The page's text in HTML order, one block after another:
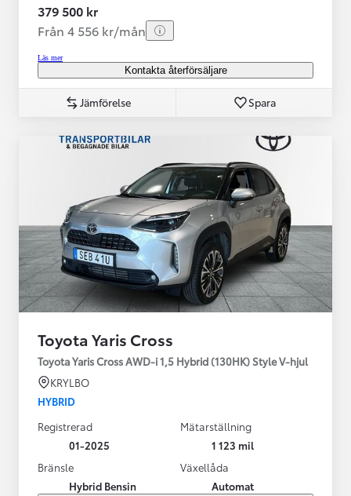
379 500 kr
Från 4 556 kr/mån
Läs mer
Kontakta återförsäljare
Jämförelse Spara
Toyota Yaris Cross
Toyota Yaris Cross AWD-i 1,5 Hybrid (130HK) Style V-hjul
KRYLBO
HYBRID
Registrerad
01-2025
Mätarställning
1 123 mil
Bränsle
Hybrid Bensin
Växellåda
Automat